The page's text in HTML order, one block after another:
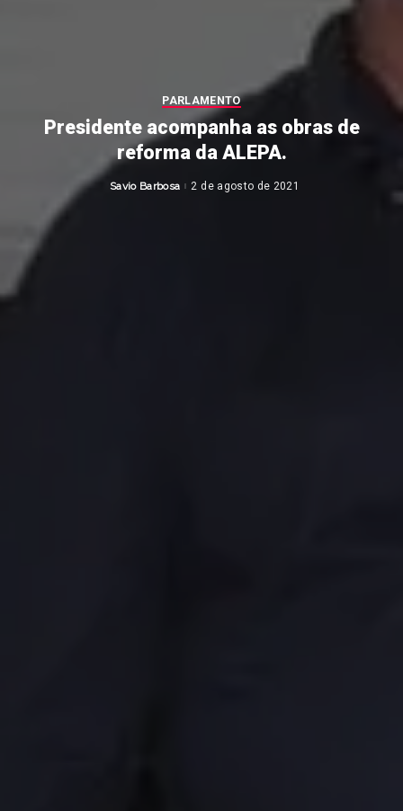
PARLAMENTO
Presidente acompanha as obras de
reforma da ALEPA.
Posted
Savio Barbosa 2 de agosto de 2021